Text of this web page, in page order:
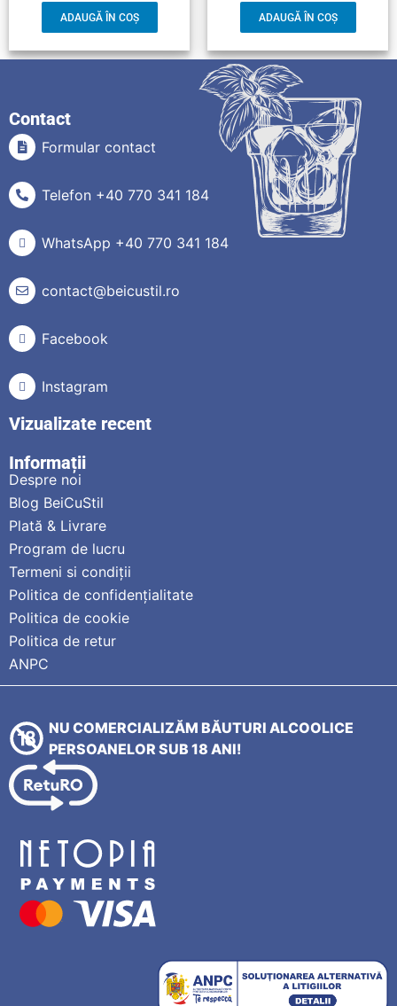
ADAUGĂ ÎN COȘ ADAUGĂ ÎN COȘ
Contact
Formular contact
Telefon +40 770 341 184
WhatsApp +40 770 341 184
contact@beicustil.ro
Facebook
Instagram
Vizualizate recent
Informații
Despre noi
Blog BeiCuStil
Plată & Livrare
Program de lucru
Termeni si condiții
Politica de confidențialitate
Politica de cookie
Politica de retur
ANPC
NU COMERCIALIZĂM BĂUTURI ALCOOLICE
PERSOANELOR SUB 18 ANI!